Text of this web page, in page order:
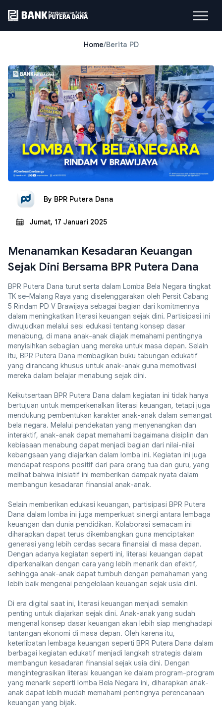
Home/Berita PD
By BPR Putera Dana
Jumat, 17 Januari 2025
Menanamkan Kesadaran Keuangan
Sejak Dini Bersama BPR Putera Dana
BPR Putera Dana turut serta dalam Lomba Bela Negara tingkat
TK se-Malang Raya yang diselenggarakan oleh Persit Cabang
5 Rindam PD V Brawijaya sebagai bagian dari komitmennya
dalam meningkatkan literasi keuangan sejak dini. Partisipasi ini
diwujudkan melalui sesi edukasi tentang konsep dasar
menabung, di mana anak-anak diajak memahami pentingnya
menyisihkan sebagian uang mereka untuk masa depan. Selain
itu, BPR Putera Dana membagikan buku tabungan edukatif
yang dirancang khusus untuk anak-anak guna memotivasi
mereka dalam belajar menabung sejak dini.
Keikutsertaan BPR Putera Dana dalam kegiatan ini tidak hanya
bertujuan untuk memperkenalkan literasi keuangan, tetapi juga
mendukung pembentukan karakter anak-anak dalam semangat
bela negara. Melalui pendekatan yang menyenangkan dan
interaktif, anak-anak dapat memahami bagaimana disiplin dan
kebiasaan menabung dapat menjadi bagian dari nilai-nilai
kebangsaan yang diajarkan dalam lomba ini. Kegiatan ini juga
mendapat respons positif dari para orang tua dan guru, yang
melihat bahwa inisiatif ini memberikan dampak nyata dalam
membangun kesadaran finansial anak-anak.
Selain memberikan edukasi keuangan, partisipasi BPR Putera
Dana dalam lomba ini juga memperkuat sinergi antara lembaga
keuangan dan dunia pendidikan. Kolaborasi semacam ini
diharapkan dapat terus dikembangkan guna menciptakan
generasi yang lebih cerdas secara finansial di masa depan.
Dengan adanya kegiatan seperti ini, literasi keuangan dapat
diperkenalkan dengan cara yang lebih menarik dan efektif,
sehingga anak-anak dapat tumbuh dengan pemahaman yang
lebih baik mengenai pengelolaan keuangan sejak usia dini.
Di era digital saat ini, literasi keuangan menjadi semakin
penting untuk diajarkan sejak dini. Anak-anak yang sudah
mengenal konsep dasar keuangan akan lebih siap menghadapi
tantangan ekonomi di masa depan. Oleh karena itu,
keterlibatan lembaga keuangan seperti BPR Putera Dana dalam
berbagai kegiatan edukatif menjadi langkah strategis dalam
membangun kesadaran finansial sejak usia dini. Dengan
mengintegrasikan literasi keuangan ke dalam program-program
yang menarik seperti lomba Bela Negara ini, diharapkan anak-
anak dapat lebih mudah memahami pentingnya perencanaan
keuangan yang bijak.